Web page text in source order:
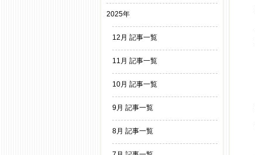
2025年
12月 記事一覧
11月 記事一覧
10月 記事一覧
9月 記事一覧
8月 記事一覧